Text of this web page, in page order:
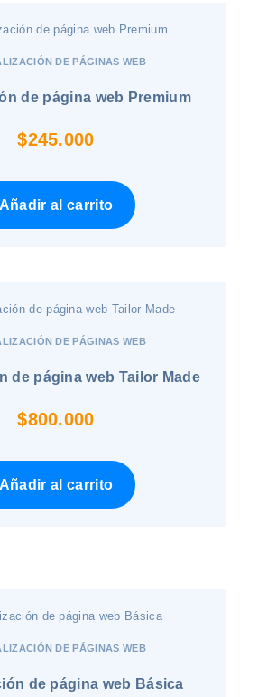
DE PÁGINAS WEB
de página web Premium
$245.000
Añadir al carrito
DE PÁGINAS WEB
de página web Tailor Made
$800.000
Añadir al carrito
DE PÁGINAS WEB
de página web Básica